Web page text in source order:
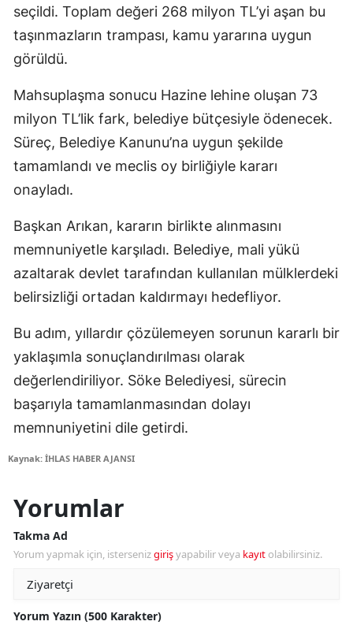
seçildi. Toplam değeri 268 milyon TL’yi aşan bu
taşınmazların trampası, kamu yararına uygun
görüldü.
Mahsuplaşma sonucu Hazine lehine oluşan 73
milyon TL’lik fark, belediye bütçesiyle ödenecek.
Süreç, Belediye Kanunu’na uygun şekilde
tamamlandı ve meclis oy birliğiyle kararı
onayladı.
Başkan Arıkan, kararın birlikte alınmasını
memnuniyetle karşıladı. Belediye, mali yükü
azaltarak devlet tarafından kullanılan mülklerdeki
belirsizliği ortadan kaldırmayı hedefliyor.
Bu adım, yıllardır çözülemeyen sorunun kararlı bir
yaklaşımla sonuçlandırılması olarak
değerlendiriliyor. Söke Belediyesi, sürecin
başarıyla tamamlanmasından dolayı
memnuniyetini dile getirdi.
Kaynak: İHLAS HABER AJANSI
Yorumlar
Takma Ad
Yorum yapmak için, istersenizgirişyapabilir veya kayıt olabilirsiniz.
Yorum Yazın (500 Karakter)